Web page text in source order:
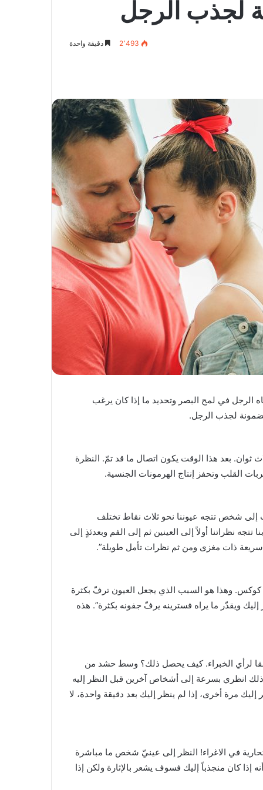
2٬493 دقيقة واحدة
العلاقات هناك 5 طرق لجذب انتباه الرجل في لمح البصر وتحديد ما إذا كان يرغب
ثوان. بعد هذا الوقت يكون اتصال ما قد تمّ. النظرة
القلب وتحفز إنتاج الهرمونات الجنسية.
إلى شخص تتجه عيوننا نحو ثلاث نقاط تختلف
نظراتنا أولاً إلى العينين ثم إلى الفم وبعدئذٍ إلى
سريعة ذات مغزى ومن ثم نظرات تأمل طويلة”.
كوكس. وهذا هو السبب الذي يجعل العيون ترفّ بكثرة
ويقدّر ما يراه فسترينه يرفّ جفونه بكثرة”. هذه
وفقا لرأي الخبراء. كيف يحصل ذلك؟ وسط حشد من
انظري بسرعة إلى أشخاص آخرين قبل النظر إليه
مرة أخرى، إذا لم ينظر إليك بعد دقيقة واحدة، لا
في الاغراء! النظر إلى عينيّ شخص ما مباشرة
كان منجذباً إليك فسوف يشعر بالإثارة ولكن إذا